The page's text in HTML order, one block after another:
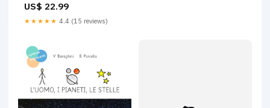
US$ 22.99
★★★★★ 4.4 (15 reviews)